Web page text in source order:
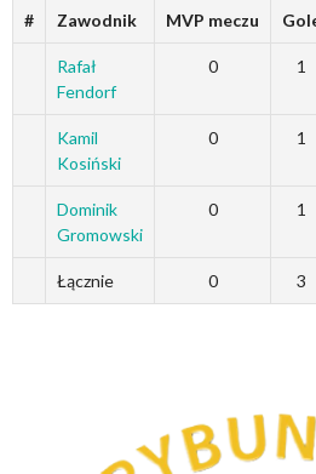
# Zawodnik MVP meczu
Rafał
Fendorf
0 1
Kamil
Kosiński
0 1
Dominik
Gromowski
0 1
Łącznie 0 3